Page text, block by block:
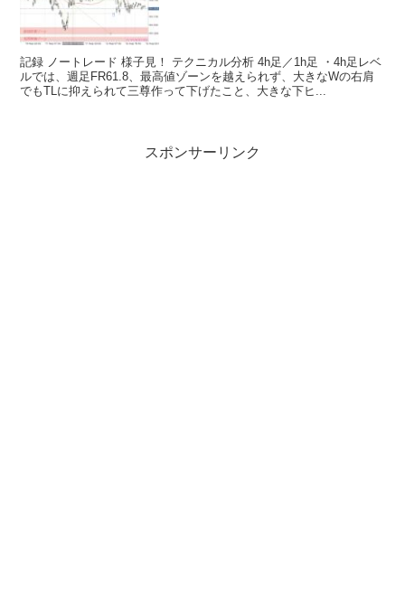
記録 ノートレード 様子見！ テクニカル分析 4h足／1h足 ・4h足レベ
ルでは、週足FR61.8、最高値ゾーンを越えられず、大きなWの右肩
でもTLに抑えられて三尊作って下げたこと、大きな下ヒ...
スポンサーリンク